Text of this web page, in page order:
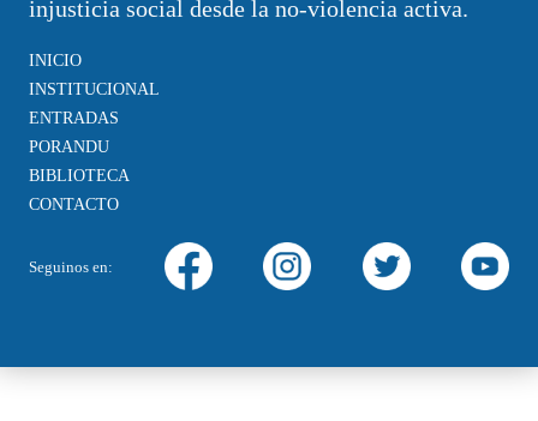
injusticia social desde la no-violencia activa.
INICIO
INSTITUCIONAL
ENTRADAS
PORANDU
BIBLIOTECA
CONTACTO
Seguinos en: